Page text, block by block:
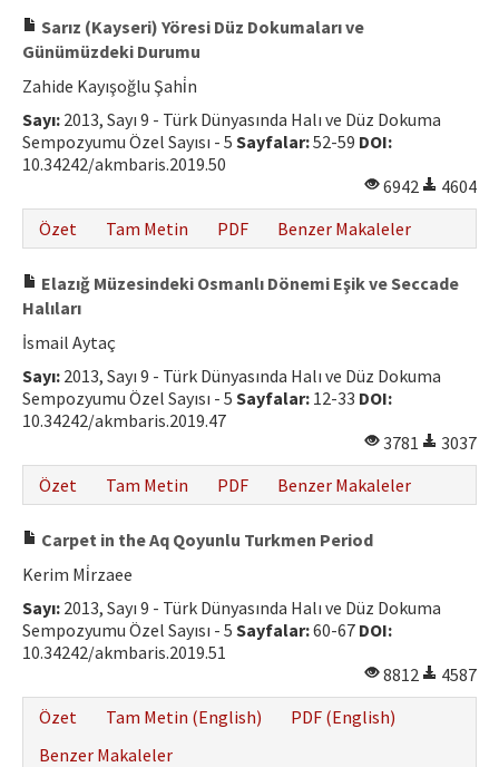
Sarız (Kayseri) Yöresi Düz Dokumaları ve
Günümüzdeki Durumu
Zahide Kayışoğlu Şahi̇n
Sayı: 2013, Sayı 9 - Türk Dünyasında Halı ve Düz Dokuma
Sempozyumu Özel Sayısı - 5 Sayfalar:52-59 DOI:
10.34242/akmbaris.2019.50
6942
4604
Özet
Tam Metin PDF Benzer Makaleler
Elazığ Müzesindeki Osmanlı Dönemi Eşik ve Seccade
Halıları
İsmail Aytaç
Sayı: 2013, Sayı 9 - Türk Dünyasında Halı ve Düz Dokuma
Sempozyumu Özel Sayısı - 5 Sayfalar: 12-33 DOI:
10.34242/akmbaris.2019.47
3781
3037
Özet
Tam Metin PDF Benzer Makaleler
Carpet in the Aq Qoyunlu Turkmen Period
Kerim Mi̇rzaee
Sayı: 2013, Sayı 9 - Türk Dünyasında Halı ve Düz Dokuma
Sempozyumu Özel Sayısı - 5 Sayfalar:60-67 DOI:
10.34242/akmbaris.2019.51
8812
4587
Özet
Tam Metin (English)
PDF (English)
Benzer Makaleler